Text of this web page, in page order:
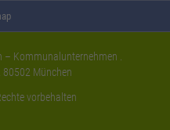
– Kommunalunternehmen .
München
vorbehalten